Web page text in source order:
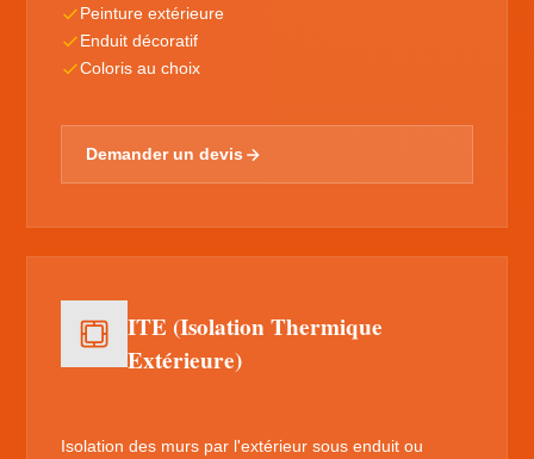
Peinture extérieure
Enduit décoratif
Coloris au choix
Demander un devis
ITE (Isolation Thermique
Extérieure)
Isolation des murs par l'extérieur sous enduit ou